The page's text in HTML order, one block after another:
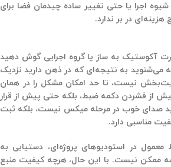
شیوه اجرا یا حتی تغییر ساده چیدمان فضا برای
در بر ندارد.
آکوستیک به ساز یا گروه اجرایی گوش دهید
می‌شنوید به نتیجه‌ای که در ذهن دارید نزدیک
نیست، تا حد امکان مشکل را در همان
از فشردن دکمه ضبط، بلکه حتی پیش از قرار
صدای خوب در مرحله میکس نیست، بلکه ثبت
مناسبی دارد.
در استودیوهای پروژه‌ای، دستیابی به
ممکن نیست. با این حال، هرچه کیفیت منبع